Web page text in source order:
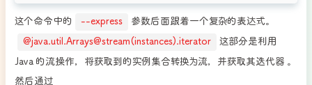
这个命令中的 --express
参数后面跟着一个复杂的表达式。
@java.util.Arrays@stream(instances).iterator
这部分是利用
Java 的流操作，将获取到的实例集合转换为流，并获取其迭代器 。
然后通过